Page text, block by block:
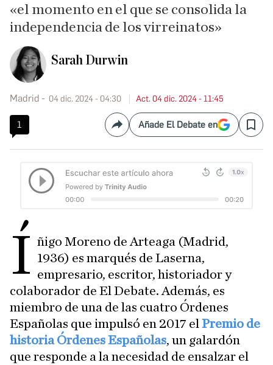
«el momento en el que se consolida la
independencia de los virreinatos»
Sarah Durwin
Madrid 04 dic. 2024 - 04:30 Act. 04 dic. 2024 - 11:45
1 CompartirAñade El Debate en Save
Í ñigo Moreno de Arteaga (Madrid,
1936) es marqués de Laserna,
empresario, escritor, historiador y
colaborador de El Debate. Además, es
miembro de una de las cuatro Órdenes
Españolas que impulsó en 2017 el Premio de
historia Órdenes Españolas, un galardón
que responde a la necesidad de ensalzar el